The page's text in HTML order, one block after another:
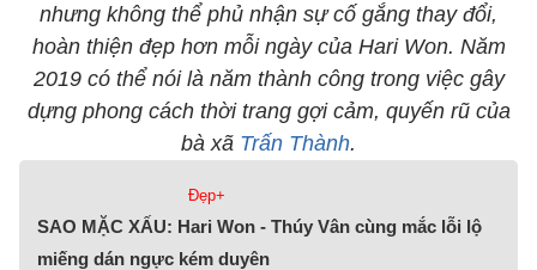
nhưng không thể phủ nhận sự cố gắng thay đổi,
hoàn thiện đẹp hơn mỗi ngày của Hari Won. Năm
2019 có thể nói là năm thành công trong việc gây
dựng phong cách thời trang gợi cảm, quyến rũ của
bà xã Trấn Thành.
Đẹp+
SAO MẶC XẤU: Hari Won - Thúy Vân cùng mắc lỗi lộ
miếng dán ngực kém duyên